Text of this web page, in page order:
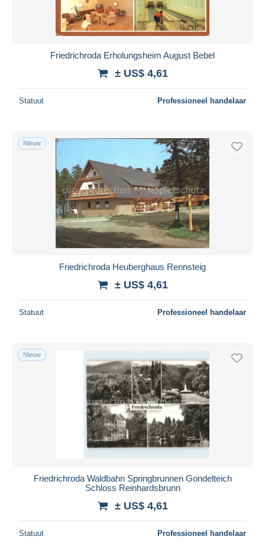
Friedrichroda Erholungsheim August Bebel
± US$ 4,61
Statuut Professioneel handelaar
Nieuw
Friedrichroda Heuberghaus Rennsteig
± US$ 4,61
Statuut Professioneel handelaar
Nieuw
Friedrichroda Waldbahn Springbrunnen Gondelteich
Schloss Reinhardsbrunn
± US$ 4,61
Statuut Professioneel handelaar